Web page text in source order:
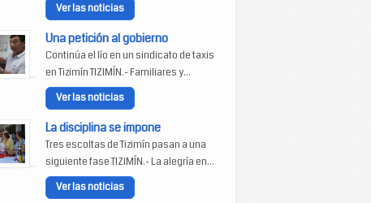
Ver las noticias
Una petición al gobierno
Continúa el lío en un sindicato de taxis
en Tizimín TIZIMÍN.- Familiares y...
Ver las noticias
La disciplina se impone
Tres escoltas de Tizimín pasan a una
siguiente fase TIZIMÍN.- La alegría en...
Ver las noticias